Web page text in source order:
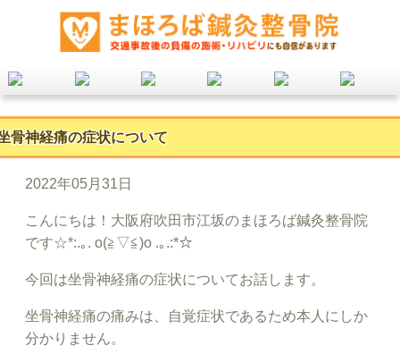
骨神経痛の症状について
2022年05月31日
こんにちは！大阪府吹田市江坂のまほろば鍼灸整骨院
です☆*:.｡. o(≧▽≦)o .｡.:*☆
今回は坐骨神経痛の症状についてお話します。
坐骨神経痛の痛みは、自覚症状であるため本人にしか
分かりません。